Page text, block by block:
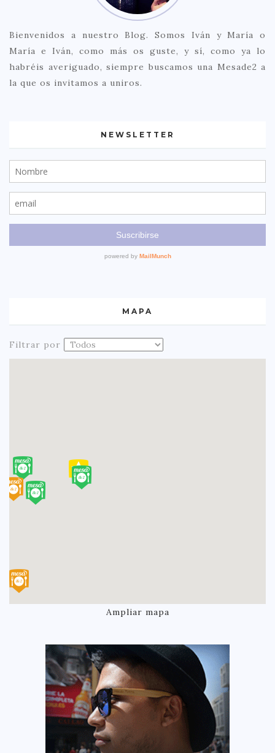
Bienvenidos a nuestro Blog. Somos Iván y María o
María e Iván, como más os guste, y sí, como ya lo
habréis averiguado, siempre buscamos una Mesade2 a
la que os invitamos a uniros.
NEWSLETTER
MAPA
Filtrar por
Ampliar mapa